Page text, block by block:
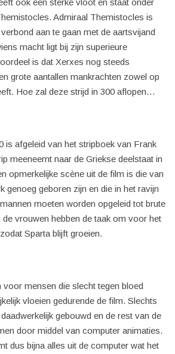
Admiraal Themistocles is
aan te gaan met de aartsvijand
macht ligt bij zijn superieure
is dat Xerxes nog steeds
grote aantallen mankrachten zowel op
Hoe zal deze strijd in 300 aflopen…
is afgeleid van het stripboek van Frank
meeneemt naar de Griekse deelstaat in
opmerkelijke scène uit de film is die van
genoeg geboren zijn en die in het ravijn
moeten worden opgeleid tot brute
de vrouwen hebben de taak om voor het
Sparta blijft groeien.
voor mensen die slecht tegen bloed
vloeien gedurende de film. Slechts
gebouwd en de rest van de
door middel van computer animaties.
dus bijna alles uit de computer wat het